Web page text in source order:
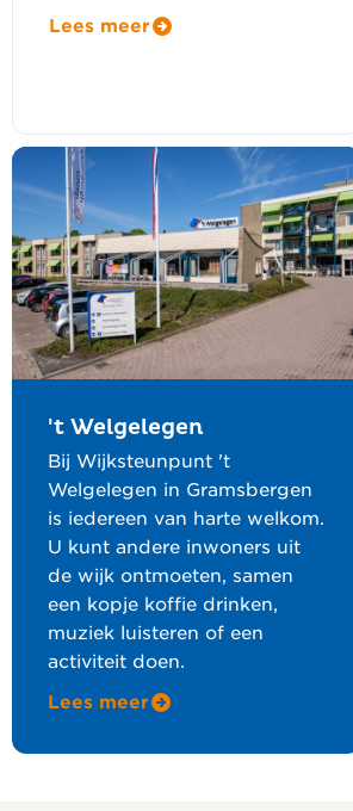
Lees meer
't Welgelegen
Bij Wijksteunpunt 't
Welgelegen in Gramsbergen
is iedereen van harte welkom.
U kunt andere inwoners uit
de wijk ontmoeten, samen
een kopje koffie drinken,
muziek luisteren of een
activiteit doen.
Lees meer